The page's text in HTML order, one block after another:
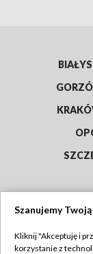
Szanujemy
Kliknij "Akceptuję i
korzystanie z